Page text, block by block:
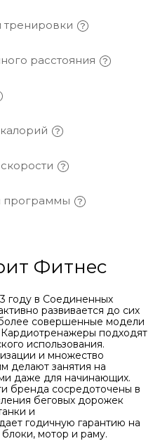
тренировки
расстояния
калорий
скорости
программы
Фитнес
году в Соединенных
развивается до сих
совершенные модели
подходят
использования.
и множество
делают занятия на
даже для начинающих.
бренда сосредоточены в
беговых дорожек
и
годичную гарантию на
мотор и раму.